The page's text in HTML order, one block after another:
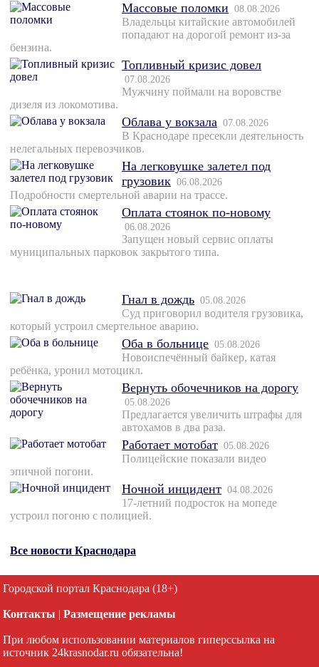
Массовые поломки 08.08.2026
Владельцы китайские автомобилей
попадают на дорогой ремонт из-за
бензина.
Топливный кризис довел
07.08.2026
Мужчину поймали на воровстве
дизеля из локомотива.
Облава у вокзала 07.08.2026
В Краснодаре пресекли деятельность
нелегальных перевозчиков.
На легковушке залетел под
грузовик 06.08.2026
Подробности смертельной аварии на трассе.
Оплата стоянок по-новому
06.08.2026
Запущен новый сервис оплаты
муниципальных парковок закрытого типа.
Гнал в дождь 05.08.2026
Суд приговорил водителя грузовика,
который устроил смертельное аварию.
Оба в больнице 05.08.2026
Новоиспечённый байкер, катая
ребёнка, уронил мотоцикл.
Вернуть обочечников на дорогу
05.08.2026
Предлагается увеличить штрафы для
автохамов в два раза.
Работает мотобат 05.08.2026
Полицейские показали видео
эпичной погони.
Ночной инцидент 04.08.2026
17-летний подросток на мопеде
устроил погоню с полицией.
Все новости Краснодара
Городской портал Краснодара (18+)
Контакты | Размещение рекламы
При любом использовании материалов гиперссылка на
источник 24krasnodar.ru обязательна!